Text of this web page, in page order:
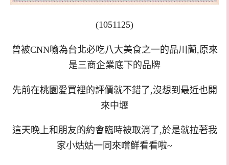
(1051125)
曾被CNN喻為台北必吃八大美食之一的品川蘭,原來
是三商企業底下的品牌
先前在桃園愛買裡的評價就不錯了,沒想到最近也開
來中壢
這天晚上和朋友的約會臨時被取消了,於是就拉著我
家小姑姑一同來嚐鮮看看啦~